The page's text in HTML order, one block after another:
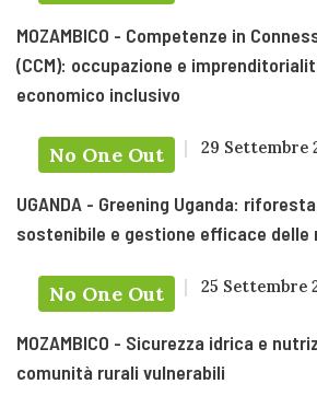
MOZAMBICO - Competenze in
(CCM): occupazione e
economico inclusivo
No One Out 29 Settembre
UGANDA - Greening Uganda:
sostenibile e gestione efficace delle
No One Out 25 Settembre
MOZAMBICO - Sicurezza idrica e
comunità rurali vulnerabili